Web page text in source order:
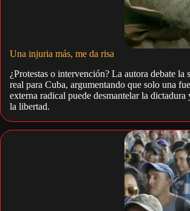
Una injuria más, me da risa
¿Protestas o intervención? La autora debate la
real para Cuba, argumentando que solo una
externa radical puede desmantelar la dictadura
la libertad.